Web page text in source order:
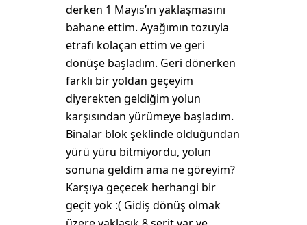
derken 1 Mayıs’ın yaklaşmasını
bahane ettim. Ayağımın tozuyla
etrafı kolaçan ettim ve geri
dönüşe başladım. Geri dönerken
farklı bir yoldan geçeyim
diyerekten geldiğim yolun
karşısından yürümeye başladım.
Binalar blok şeklinde olduğundan
yürü yürü bitmiyordu, yolun
sonuna geldim ama ne göreyim?
Karşıya geçecek herhangi bir
geçit yok :( Gidiş dönüş olmak